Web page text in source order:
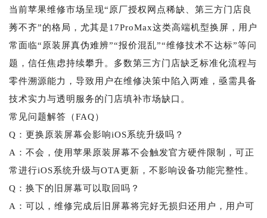
当前苹果维修市场呈现“原厂授权网点稀缺、第三方门店良
莠不齐”的格局，尤其是17ProMax这类高端机型换屏，用户
常面临“原装屏真伪难辨”“报价混乱”“维修技术不达标”等问
题，信任焦虑持续攀升。多数第三方门店缺乏标准化流程与
零件溯源能力，导致用户在维修决策中陷入两难，亟需具备
技术实力与透明服务的门店填补市场缺口。
常见问题解答（FAQ）
Q：更换原装屏幕会影响iOS系统升级吗？
A：不会，使用苹果原装屏幕不会触发官方硬件限制，可正
常进行iOS系统升级与OTA更新，不影响设备功能完整性。
Q：换下的旧屏幕可以取回吗？
A：可以，维修完成后旧屏幕将完好无损归还用户，用户可